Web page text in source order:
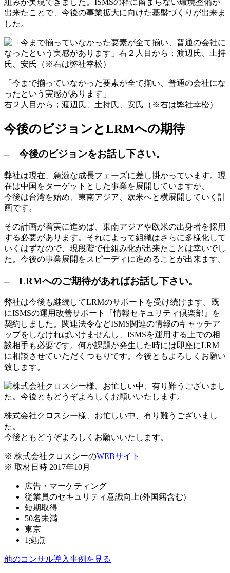
組みが実現できました。ISMSの枠に留まらない環境整備が
出来たことで、今後の事業拡大に向けた基盤づくりが出来ま
した。
「今まで揃っていなかった要素が全て揃い、普通の会社にな
ったという実感があります」
右２人目から；渡辺氏、土持氏、安氏（※右は弊社幸松）
今後のビジョンとLRMへの期待
– 今後のビジョンをお話し下さい。
弊社は現在、急激な成長フェーズに差し掛かっています。現
在は中国をターゲットとした事業を展開していますが、
今後は台湾を始め、東南アジア、欧米へと横展開していく計
画です。
その計画が着実に進めば、東南アジアや欧米の出身者を採用
する必要があります。それによって組織はさらに多様化して
いくはずなので、現段階で仕組み化が出来たことは幸いでし
た。今後の事業展開をスピーディに進めることが出来ます。
– LRMへのご期待があればお話し下さい。
弊社は今後も継続してLRMのサポートを受け続けます。既
にISMSの運用改善サポート『情報セキュリティ倶楽部』を
契約しました。関連法令などISMS関連の情報のキャッチア
ップをしなければいけませんし、ISMSを運用する上での相
談相手も必要です。何か課題が発生した時には即座にLRM
に相談させていただくつもりです。今後ともよろしくお願い
致します。
株式会社クロスシー様、お忙しい中、有り難うございまし
た。
今後ともどうぞよろしくお願いいたします。
※ 株式会社クロスシーのWEBサイト
※ 取材日時 2017年10月
広告・マーケティング
従業員のセキュリティ意識向上(外国籍含む)
短期取得
50名未満
東京
1拠点
他のコンサル導入事例を見る